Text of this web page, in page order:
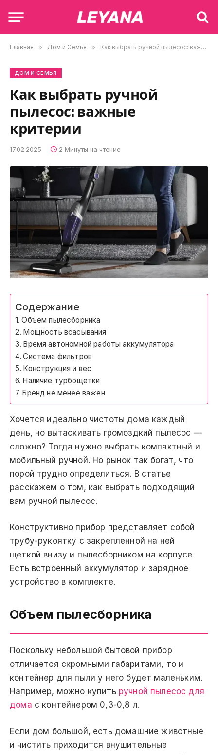
Главная » Дом и Семья » Как выбрать ручной пылесос: важные критерии
ДОМ И СЕМЬЯ
Как выбрать ручной
пылесос: важные
критерии
17.02.2025 2 Минуты на чтение
Содержание
Объем пылесборника
Мощность всасывания
Время автономной работы аккумулятора
Система фильтров
Конструкция и вес
Наличие турбощетки
Бренд не менее важен
Хочется идеально чистоты дома каждый
день, но вытаскивать громоздкий пылесос —
сложно? Тогда нужно выбрать компактный и
мобильный ручной. Но рынок так богат, что
порой трудно определиться. В статье
расскажем о том, как выбрать подходящий
вам ручной пылесос.
Конструктивно прибор представляет собой
трубу-рукоятку с закрепленной на ней
щеткой внизу и пылесборником на корпусе.
Есть встроенный аккумулятор и зарядное
устройство в комплекте.
Объем пылесборника
Поскольку небольшой бытовой прибор
отличается скромными габаритами, то и
контейнер для пыли у него будет маленьким.
Например, можно купить ручной пылесос для
дома с контейнером 0,3-0,8 л.
Если дом большой, есть домашние животные
и чистить приходится внушительные